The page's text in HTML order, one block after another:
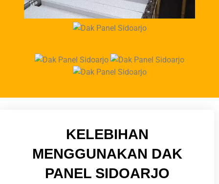
KELEBIHAN
MENGGUNAKAN DAK
PANEL SIDOARJO